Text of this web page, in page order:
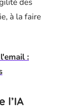
à la faire
:
l’IA